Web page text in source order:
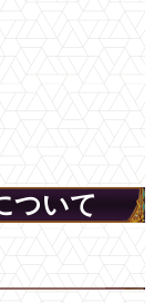
ついて